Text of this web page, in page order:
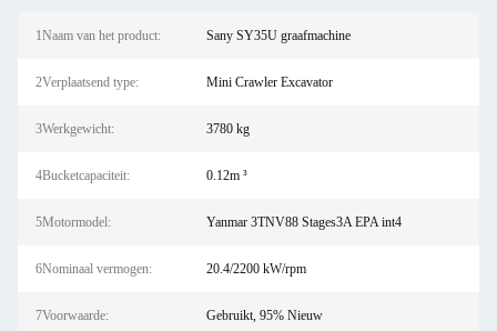
1Naam van het product: Sany SY35U graafmachine
2Verplaatsend type: Mini Crawler Excavator
3Werkgewicht: 3780 kg
4Bucketcapaciteit: 0.12m ³
5Motormodel: Yanmar 3TNV88 Stages3A EPA int4
6Nominaal vermogen: 20.4/2200 kW/rpm
7Voorwaarde: Gebruikt, 95% Nieuw